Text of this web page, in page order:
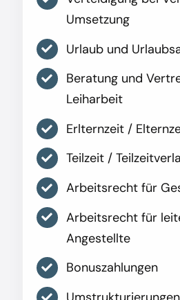
Umsetzung
Urlaub und
Beratung und
Leiharbeit
Erlternzeit /
Teilzeit /
Arbeitsrecht für
Arbeitsrecht für
Angestellte
Bonuszahlungen